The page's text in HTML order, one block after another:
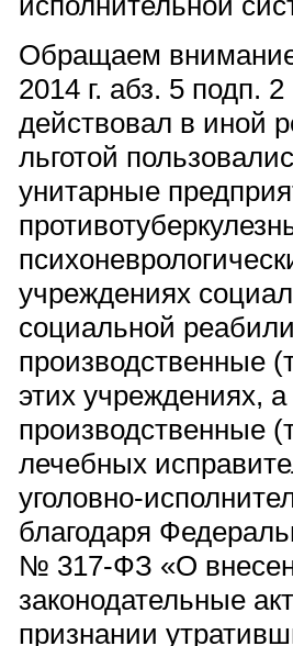
Обращаем
2014 г. абз. 5 подп.
действовал в иной
льготой
унитарные
учреждениях
социальной
производственные
этих учреждениях,
производственные
лечебных
уголовно-
благодаря
№ 317-ФЗ «О
законодательные
признании